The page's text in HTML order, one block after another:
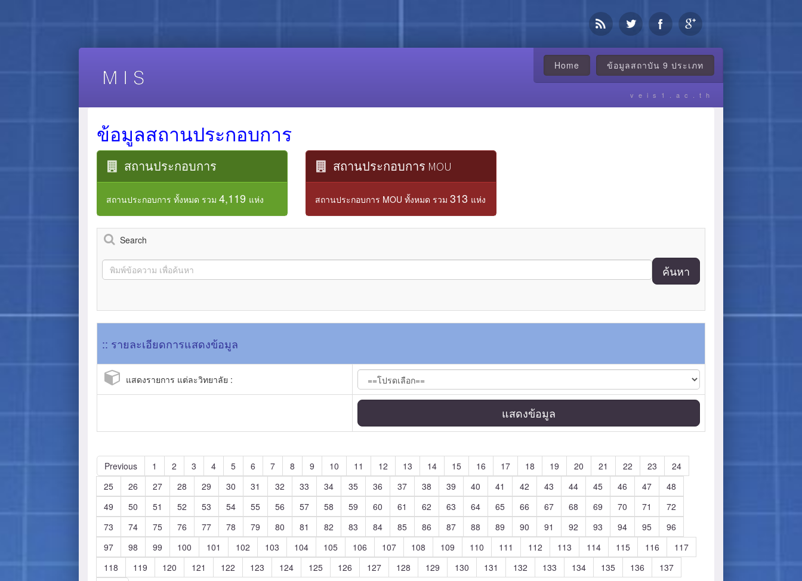
veis1.ac.th
Home ข้อมูลสถาบัน 9 ประเภท
ข้อมูลสถานประกอบการ
สถานประกอบการ
สถานประกอบการ ทั้งหมด รวม 4,119 แห่ง
สถานประกอบการ MOU
สถานประกอบการ MOU ทั้งหมด รวม 313 แห่ง
Search
ค้นหา
:: รายละเอียดการแสดงข้อมูล
แสดงรายการ แต่ละวิทยาลัย :
แสดงข้อมูล
Previous 1 2 3 4 5 6 7 8 9 10 11 12 13 14 15 16 17 18 19 20 21 22 23
24
25
26 27 28 29 30 31 32 33 34 35 36 37 38 39 40 41 42 43 44 45 46 47
48
49
50 51 52 53 54 55 56 57 58 59 60 61 62 63 64 65 66 67 68 69 70 71
72
73
74 75 76 77 78 79 80 81 82 83 84 85 86 87 88 89 90 91 92 93 94 95
96
97
98 99 100 101 102 103 104 105 106 107 108 109 110 111 112 113 114 115 116
117
118
119 120 121 122 123 124 125 126 127 128 129 130 131 132 133 134 135 136
137